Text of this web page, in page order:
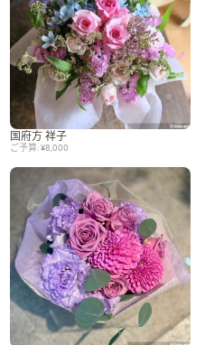
国府方 祥子
ご予算: ¥8,000